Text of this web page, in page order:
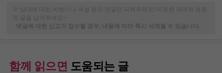
※ 상대에 대한 비방이나 욕설 등의 댓글은 피해주세요! 따뜻한 격려와 응원
의 글을 남겨주세요~
-
댓글에 대한 신고가 접수될 경우, 내용에 따라 즉시 삭제될 수 있습니다.
함께 읽으면 도움되는 글